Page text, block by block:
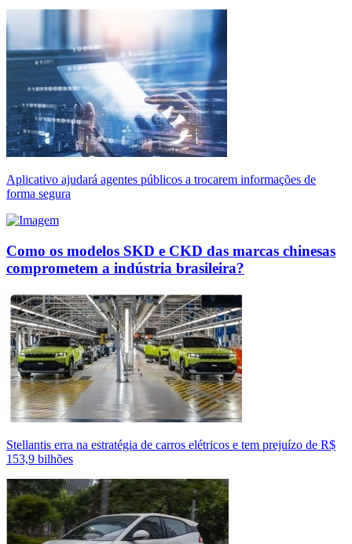
Aplicativo ajudará agentes públicos a trocarem informações de
forma segura
Como os modelos SKD e CKD das marcas chinesas
comprometem a indústria brasileira?
Stellantis erra na estratégia de carros elétricos e tem prejuízo de R$
153,9 bilhões